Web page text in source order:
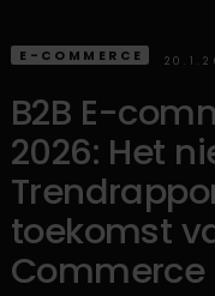
E-COMMERCE
B2B E-
2026: Het
toekomst
Commerce